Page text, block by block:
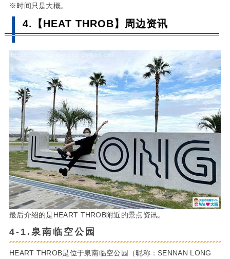
※时间只是大概。
4.【HEAT THROB】周边资讯
最后介绍的是HEART THROB附近的景点资讯。
4-1.泉南临空公园
HEART THROB是位于泉南临空公园（昵称：SENNAN LONG